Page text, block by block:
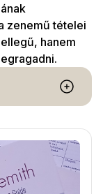
zenemű tételei
hanem